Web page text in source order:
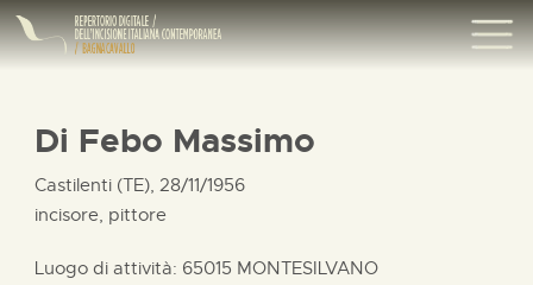
Di Febo Massimo
Castilenti (TE), 28/11/1956
incisore, pittore
Luogo di attività: 65015 MONTESILVANO